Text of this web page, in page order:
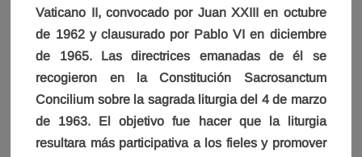
Vaticano II, convocado por Juan XXIII en octubre
de 1962 y clausurado por Pablo VI en diciembre
de 1965. Las directrices emanadas de él se
recogieron en la Constitución Sacrosanctum
Concilium sobre la sagrada liturgia del 4 de marzo
de 1963. El objetivo fue hacer que la liturgia
resultara más participativa a los fieles y promover